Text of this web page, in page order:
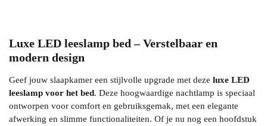
Luxe LED leeslamp bed – Verstelbaar en
modern design
Geef jouw slaapkamer een stijlvolle upgrade met deze luxe LED
leeslamp voor het bed. Deze hoogwaardige nachtlamp is speciaal
ontworpen voor comfort en gebruiksgemak, met een elegante
afwerking en slimme functionaliteiten. Of je nu nog een hoofdstuk